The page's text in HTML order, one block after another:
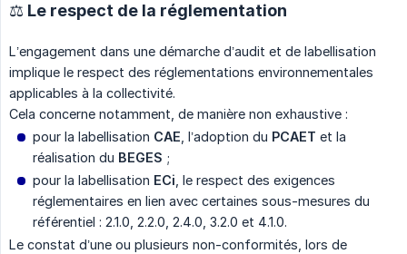
⚖️ Le respect de la réglementation
L’engagement dans une démarche d’audit et de labellisation
implique le respect des réglementations environnementales
applicables à la collectivité.
Cela concerne notamment, de manière non exhaustive :
pour la labellisation CAE , l’adoption du PCAET et la
réalisation du BEGES ;
pour la labellisation ECi , le respect des exigences
réglementaires en lien avec certaines sous-mesures du
référentiel : 2.1.0, 2.2.0, 2.4.0, 3.2.0 et 4.1.0.
Le constat d’une ou plusieurs non-conformités, lors de